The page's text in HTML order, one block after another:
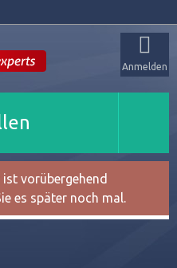
Anmelden
vorübergehend
es später noch mal.